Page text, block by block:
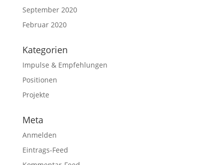
September 2020
Februar 2020
Kategorien
Impulse & Empfehlungen
Positionen
Projekte
Meta
Anmelden
Eintrags-Feed